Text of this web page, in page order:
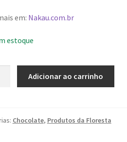
em: Nakau.com.br
estoque
Adicionar ao carrinho
Chocolate, Produtos da Floresta